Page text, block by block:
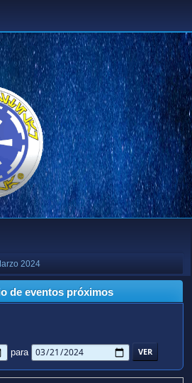
2024
de eventos próximos
para